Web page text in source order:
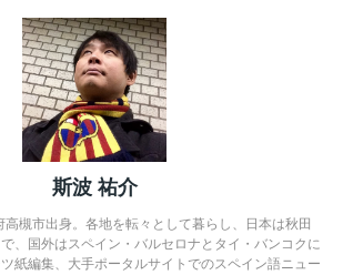
斯波 祐介
槻市出身。各地を転々として暮らし、日本は秋田
、国外はスペイン・バルセロナとタイ・バンコクに
紙編集、大手ポータルサイトでのスペイン語ニュー